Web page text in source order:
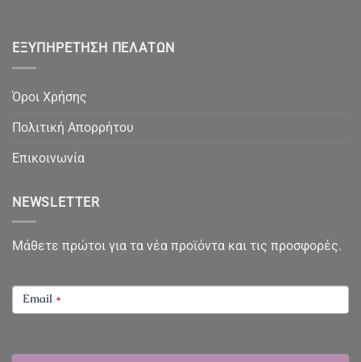
ΕΞΥΠΗΡΈΤΗΣΗ ΠΕΛΑΤΏΝ
Όροι Χρήσης
Πολιτική Απορρήτου
Επικοινωνία
NEWSLETTER
Μάθετε πρώτοι για τα νέα προϊόντα και τις προσφορές.
NEWSLETTER
Email *